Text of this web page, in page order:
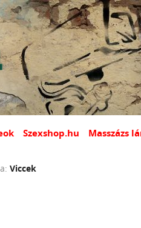
Szexshop.hu Masszázs
Viccek